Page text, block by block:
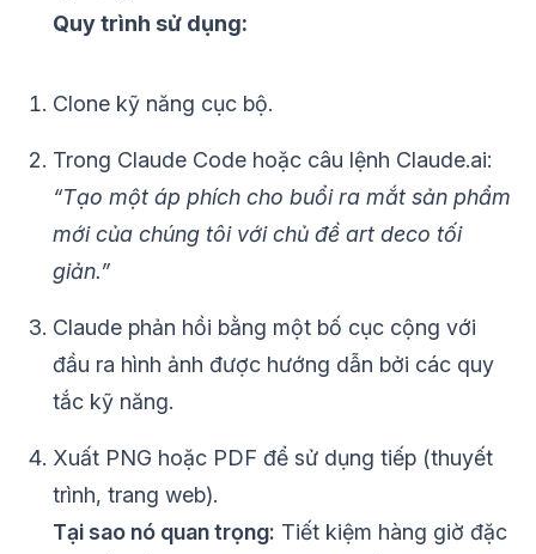
Quy trình sử dụng:
Clone kỹ năng cục bộ.
Trong Claude Code hoặc câu lệnh Claude.ai:
“Tạo một áp phích cho buổi ra mắt sản phẩm
mới của chúng tôi với chủ đề art deco tối
giản.”
Claude phản hồi bằng một bố cục cộng với
đầu ra hình ảnh được hướng dẫn bởi các quy
tắc kỹ năng.
Xuất PNG hoặc PDF để sử dụng tiếp (thuyết
trình, trang web).
Tại sao nó quan trọng: Tiết kiệm hàng giờ đặc